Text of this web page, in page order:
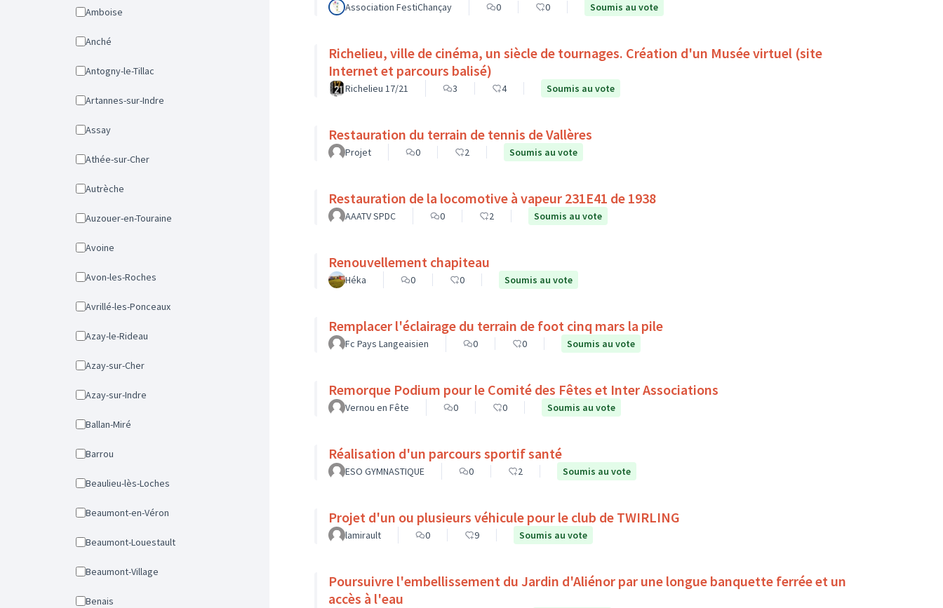
Amboise
Anché
Antogny-le-Tillac
Artannes-sur-Indre
Assay
Athée-sur-Cher
Autrèche
Auzouer-en-Touraine
Avoine
Avon-les-Roches
Avrillé-les-Ponceaux
Azay-le-Rideau
Azay-sur-Cher
Azay-sur-Indre
Ballan-Miré
Barrou
Beaulieu-lès-Loches
Beaumont-en-Véron
Beaumont-Louestault
Beaumont-Village
Benais
Association FestiChançay 0 0 Soumis au vote
Richelieu, ville de cinéma, un siècle de tournages. Création d'un Musée virtuel (site
Internet et parcours balisé)
Richelieu 17/21 3 4 Soumis au vote
Restauration du terrain de tennis de Vallères
Projet 0 2 Soumis au vote
Restauration de la locomotive à vapeur 231E41 de 1938
AAATV SPDC 0 2 Soumis au vote
Renouvellement chapiteau
Héka 0 0 Soumis au vote
Remplacer l'éclairage du terrain de foot cinq mars la pile
Fc Pays Langeaisien 0 0 Soumis au vote
Remorque Podium pour le Comité des Fêtes et Inter Associations
Vernou en Fête 0 0 Soumis au vote
Réalisation d'un parcours sportif santé
ESO GYMNASTIQUE 0 2 Soumis au vote
Projet d'un ou plusieurs véhicule pour le club de TWIRLING
lamirault 0 9 Soumis au vote
Poursuivre l'embellissement du Jardin d'Aliénor par une longue banquette ferrée et un
accès à l'eau